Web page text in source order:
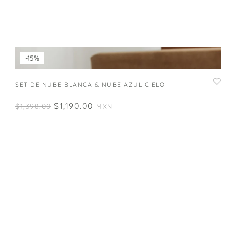
-15%
SET DE NUBE BLANCA & NUBE AZUL CIELO
$1,398.00 $1,190.00 MXN